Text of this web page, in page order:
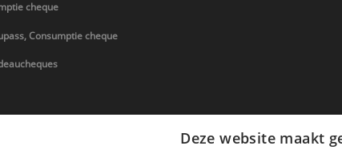
cheque
Consumptie cheque
Deze website maakt